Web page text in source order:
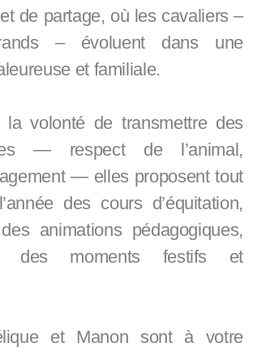
de partage, où les cavaliers –
– évoluent dans une
et familiale.
la volonté de transmettre des
— respect de l’animal,
— elles proposent tout
des cours d’équitation,
animations pédagogiques,
des moments festifs et
et Manon sont à votre